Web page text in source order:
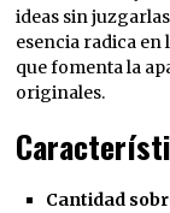
ideas sin
esencia radica en
que fomenta la
originales.
Cantidad